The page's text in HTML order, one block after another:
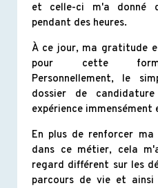
et celle-ci m'a donné
pendant des heures.
À ce jour, ma gratitude
pour cette
Personnellement, le
dossier de
expérience immensément
En plus de renforcer
dans ce métier, cela
regard différent sur les
parcours de vie et